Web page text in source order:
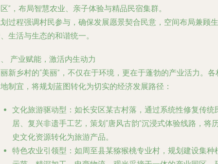
”，布局智慧农业、亲子体验与精品民宿集群。
过程强调村民参与，确保发展愿景契合民意，空间布局兼顾生
生活与生态的和谐统一。
产业赋能，激活内生动力
新乡村的“美丽”，不仅在于环境，更在于蓬勃的产业活力。各
制宜，将规划蓝图转化为切实的经济发展路径：
文化旅游驱动型 ：如长安区某古村落 ，通过系统性修复传统
居、复兴非遗手工艺，策划“唐风古韵”沉浸式体验线路，将
史文化资源转化为旅游产品。
特色农业引领型 ：如周至县某猕猴桃专业村 ，规划建设集种